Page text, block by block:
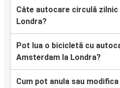
Câte autocare circulă
Londra?
Pot lua o bicicletă cu
Amsterdam la Londra?
Cum pot anula sau